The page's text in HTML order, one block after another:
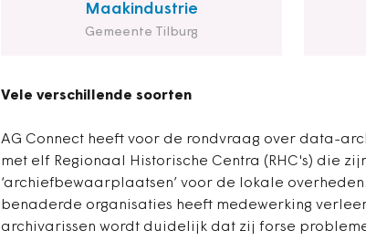
Maakindustrie
Gemeente Tilburg
Vele verschillende soorten
AG Connect heeft voor de rondvraag over data-
met elf Regionaal Historische Centra (RHC's) die
‘archiefbewaarplaatsen’ voor de lokale
benaderde organisaties heeft medewerking
archivarissen wordt duidelijk dat zij forse